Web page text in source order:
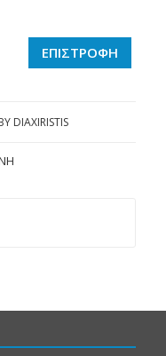
ΕΠΙΣΤΡΟΦΗ
DIAXIRISTIS